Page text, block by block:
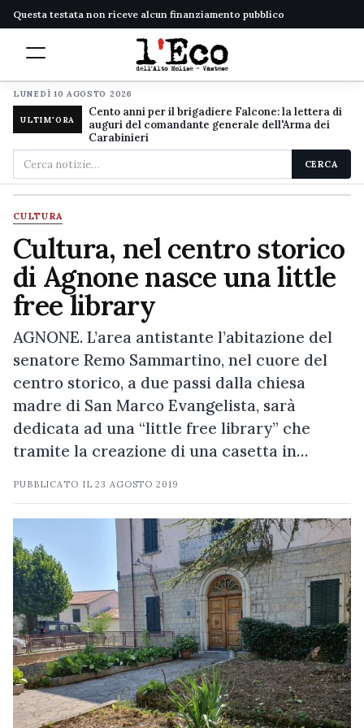
Questa testata non riceve alcun finanziamento pubblico
LUNEDÌ 10 AGOSTO 2026
ULTIM'ORA
Cento anni per il brigadiere Falcone: la lettera di
auguri del comandante generale dell'Arma dei
Carabinieri
Cerca
nel
sito
CERCA
CULTURA
Cultura, nel centro storico
di Agnone nasce una little
free library
AGNONE. L’area antistante l’abitazione del
senatore Remo Sammartino, nel cuore del
centro storico, a due passi dalla chiesa
madre di San Marco Evangelista, sarà
dedicata ad una “little free library” che
tramite la creazione di una casetta in…
PUBBLICATO IL23 AGOSTO 2019